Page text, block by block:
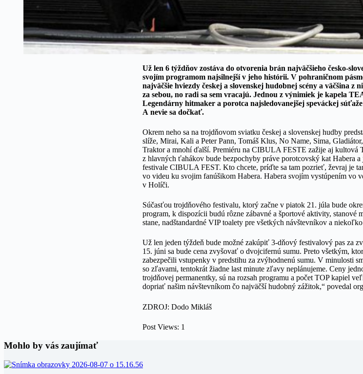
Už len 6 týždňov zostáva do otvorenia brán najväčšieho česko-
svojím programom najsilnejší v jeho histórii. V pohraničnom
najväčšie hviezdy českej a slovenskej hudobnej scény a väčšina
za sebou, no radi sa sem vracajú. Jednou z výnimiek je kapela
Legendárny hitmaker a porotca najsledovanejšej speváckej
A nevie sa dočkať.
Okrem neho sa na trojdňovom sviatku českej a slovenskej hudby
slíže, Mirai, Kali a Peter Pann, Tomáš Klus, No Name, Sima,
Traktor a mnohí ďalší. Premiéru na CIBULA FESTE zažije aj kultová
z hlavných ťahákov bude bezpochyby práve porotcovský kat Habera
festivale CIBULA FEST. Kto chcete, príďte sa tam pozrieť, ževraj je
vo videu ku svojim fanúšikom Habera. Habera svojím vystúpením vo
v Holíči.
Súčasťou trojdňového festivalu, ktorý začne v piatok 21. júla bude
program, k dispozícii budú rôzne zábavné a športové aktivity, stanové
stane, nadštandardné VIP toalety pre všetkých návštevníkov a
Už len jeden týždeň bude možné zakúpiť 3-dňový festivalový pas za
15. júni sa bude cena zvyšovať o dvojcifernú sumu. Preto všetkým,
zabezpečili vstupenky v predstihu za zvýhodnenú sumu. V minulosti
so zľavami, tentokrát žiadne last minute zľavy neplánujeme. Ceny
trojdňovej permanentky, sú na rozsah programu a počet TOP kapiel
dopriať našim návštevníkom čo najväčší hudobný zážitok,“ povedal
ZDROJ: Dodo Mikláš
Post Views: 1
Mohlo by vás zaujímať